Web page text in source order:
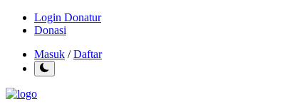
Login Donatur
Donasi
Masuk /Daftar